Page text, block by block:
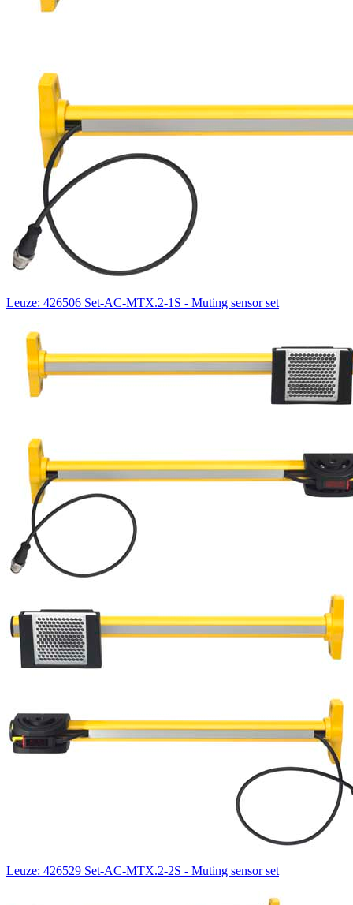
Leuze: 426506 Set-AC-MTX.2-1S - Muting sensor set
Leuze: 426529 Set-AC-MTX.2-2S - Muting sensor set